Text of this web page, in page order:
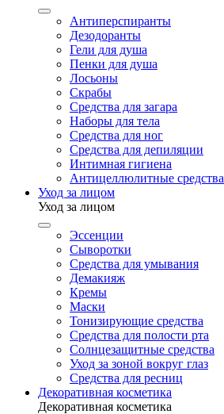
Антиперспиранты
Дезодоранты
Гели для душа
Пенки для душа
Лосьоны
Скрабы
Средства для загара
Наборы для тела
Средства для ног
Средства для депиляции
Интимная гигиена
Антицеллюлитные средства
Уход за лицом
Уход за лицом
Эссенции
Сыворотки
Средства для умывания
Демакияж
Кремы
Маски
Тонизирующие средства
Средства для полости рта
Солнцезащитные средства
Уход за зоной вокруг глаз
Средства для ресниц
Декоративная косметика
Декоративная косметика